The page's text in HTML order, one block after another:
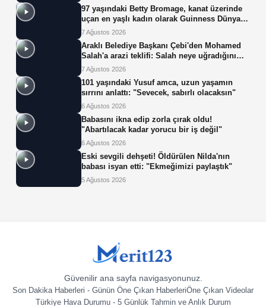
97 yaşındaki Betty Bromage, kanat üzerinde
uçan en yaşlı kadın olarak Guinness Dünya
Rekoru'nu kırdı
7 Ağustos 2026
Araklı Belediye Başkanı Çebi'den Mohamed
Salah'a arazi teklifi: Salah neye uğradığını
şaşırdı!
7 Ağustos 2026
101 yaşındaki Yusuf amca, uzun yaşamın
sırrını anlattı: "Sevecek, sabırlı olacaksın"
6 Ağustos 2026
Babasını ikna edip zorla çırak oldu!
"Abartılacak kadar yorucu bir iş değil"
6 Ağustos 2026
Eski sevgili dehşeti! Öldürülen Nilda'nın
babası isyan etti: "Ekmeğimizi paylaştık"
5 Ağustos 2026
Güvenilir ana sayfa navigasyonunuz.
Son Dakika Haberleri - Günün Öne Çıkan HaberleriÖne Çıkan Videolar
Türkiye Hava Durumu - 5 Günlük Tahmin ve Anlık Durum